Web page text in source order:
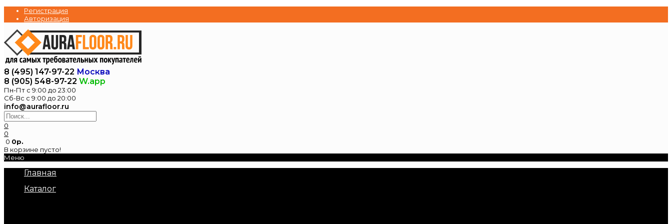
Регистрация
Авторизация
8 (495) 147-97-22 Москва
8 (905) 548-97-22 W.app
Пн-Пт с 9:00 до 23:00
Сб-Вс с 9:00 до 20:00
info@aurafloor.ru
0
0
0 0р.
В корзине пусто!
Меню
Главная
Каталог